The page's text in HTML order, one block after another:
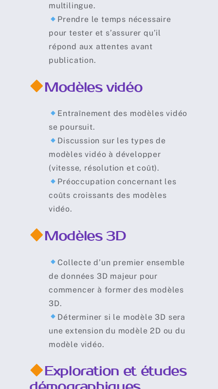
multilingue.
Prendre le temps nécessaire
pour tester et s’assurer qu’il
répond aux attentes avant
publication.
Modèles vidéo
Entraînement des modèles vidéo
se poursuit.
Discussion sur les types de
modèles vidéo à développer
(vitesse, résolution et coût).
Préoccupation concernant les
coûts croissants des modèles
vidéo.
Modèles 3D
Collecte d’un premier ensemble
de données 3D majeur pour
commencer à former des modèles
3D.
Déterminer si le modèle 3D sera
une extension du modèle 2D ou du
modèle vidéo.
Exploration et études